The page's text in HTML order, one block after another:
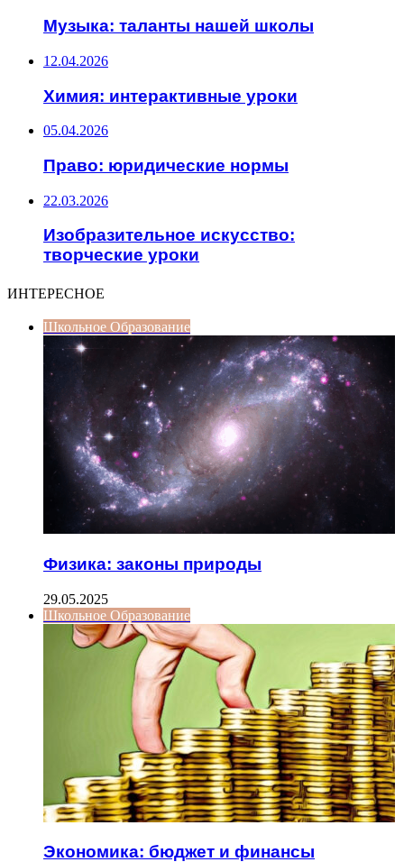
Музыка: таланты нашей школы
12.04.2026
Химия: интерактивные уроки
05.04.2026
Право: юридические нормы
22.03.2026
Изобразительное искусство:
творческие уроки
ИНТЕРЕСНОЕ
Школьное Образование
Физика: законы природы
29.05.2025
Школьное Образование
Экономика: бюджет и финансы